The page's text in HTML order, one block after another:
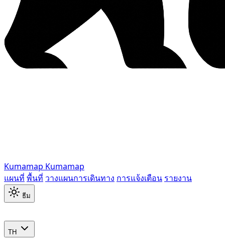
Kumamap Kumamap
แผนที่ พื้นที่ วางแผนการเดินทาง การแจ้งเตือน รายงาน
ธีม
TH